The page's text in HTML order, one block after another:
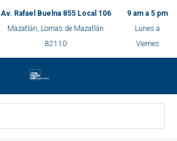
Av. Rafael Buelna 855 Local 106
Mazatlán, Lomas de Mazatlán
82110
9 am a 5 pm
Lunes a
Viernes